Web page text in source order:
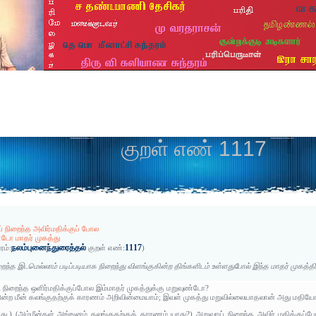
குறள் எண் 1117
நிறைந்த அவிர்மதிக்குப் போல
மாதர் முகத்து
நலம்புனைந்துரைத்தல் குறள் எண்:1117)
இடமெல்லாம் படிப்படியாக நிறைந்து விளங்குகின்ற திங்களிடம் உள்ளதுபோல் இந்த மாதர்
நிறைந்த ஒளிர்மதிக்குப்போல இம்மாதர் முகத்துக்கு மறுவுண்டோ?
மீன் கலங்குதற்குக் காரணம் அறிவின்மையாம்; இவள் முகத்து மறுவில்லையாதலான் அது
(அம்மீன்கள் அங்ஙனம் கலங்குதற்குக் காரணம் யாது?) அறுவாய் நிறைந்த அவிர்